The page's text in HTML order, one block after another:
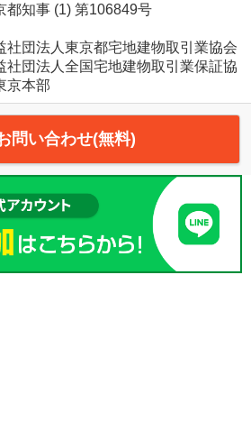
都知事 (1) 第106849号
社団法人東京都宅地建物取引業協会
社団法人全国宅地建物取引業保証協
京本部
問い合わせ(無料)